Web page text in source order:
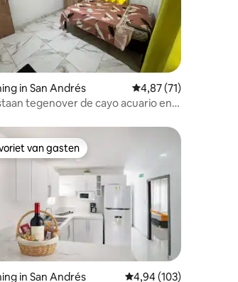
van 4,95 uit 5, 121 recensies
in San Andrés Gemiddelde
4,87 (71)
tegenover de cayo acuario en
van gasten
van gasten
in San Andrés Gemiddelde
4,94 (103)